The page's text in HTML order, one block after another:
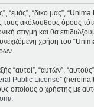
“εμάς”, “δικό μας”,
τους ακόλουθους όρους
στιγμή και θα
χρήση του
“αυτοί”, “αυτών”,
Public License”
οποίους ο χρήστης με
.